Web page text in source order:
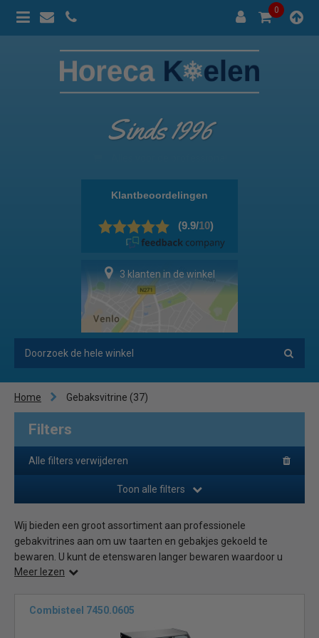
0
Sinds 1996
3 klanten in de winkel
Home Gebaksvitrine (37)
Filters
Alle filters verwijderen
Toon alle filters
Wij bieden een groot assortiment aan professionele
gebakvitrines aan om uw taarten en gebakjes gekoeld te
bewaren. U kunt de etenswaren langer bewaren waardoor u
minder hoeft weg te gooien. Of u nou voor een bakkerij werkt, in
alle soorten horecagelegenheden noodzakelijk om taarten en
Meer lezen
Combisteel 7450.0605